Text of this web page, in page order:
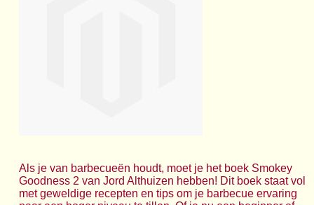
Als je van barbecueën houdt, moet je het boek Smokey
Goodness 2 van Jord Althuizen hebben! Dit boek staat vol
met geweldige recepten en tips om je barbecue ervaring